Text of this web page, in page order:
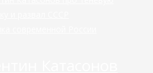
современной России
Катасонов